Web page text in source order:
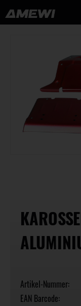
Artikel-Nummer:
EAN Barcode: